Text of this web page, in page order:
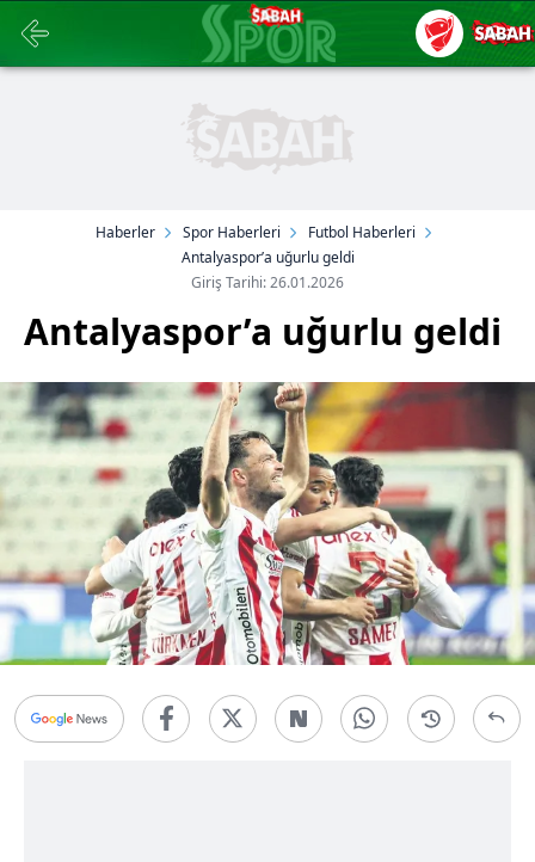
Haberler Spor Haberleri
Futbol Haberleri
Antalyaspor’a uğurlu geldi
Giriş Tarihi: 26.01.2026
Antalyaspor’a uğurlu geldi